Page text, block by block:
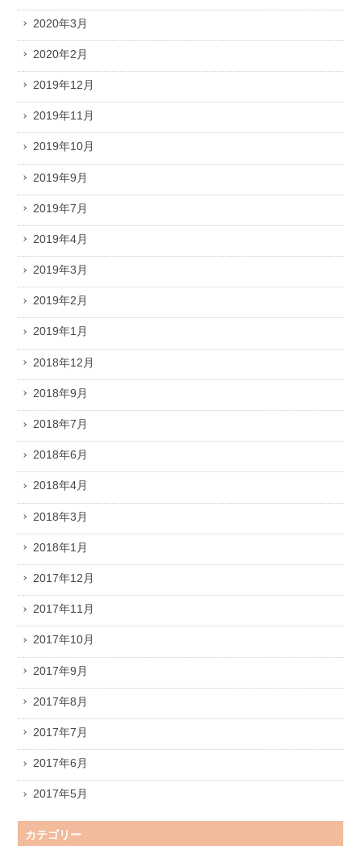
2020年3月
2020年2月
2019年12月
2019年11月
2019年10月
2019年9月
2019年7月
2019年4月
2019年3月
2019年2月
2019年1月
2018年12月
2018年9月
2018年7月
2018年6月
2018年4月
2018年3月
2018年1月
2017年12月
2017年11月
2017年10月
2017年9月
2017年8月
2017年7月
2017年6月
2017年5月
カテゴリー